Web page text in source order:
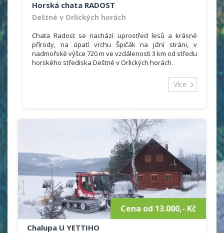
Horská chata RADOST
Deštné v Orlických horách
Chata Radost se nachází uprostřed lesů a krásné
přírody, na úpatí vrchu Špičák na jižní stráni, v
nadmořské výšce 720 m ve vzdálenosti 3 km od středu
horského střediska Deštné v Orlických horách.
vybavené pětilůžkové apartmány (možnost vlastního
vaření) a čtyři dřevěné, celoročně obyvatelné chateky
jídelna (televize, šipky), zásobený bar ( televize,
satelit, kulečník). Sociální zařízení je na patře.
Zajistíme odvoz za kulturním a sportovním vyžitím
(nebo na sjezdovky) naším autobusem (16 Kč/km!),
nebo mikrobusem.
Více
Cena od 13.000,- Kč
Chalupa U YETTIHO